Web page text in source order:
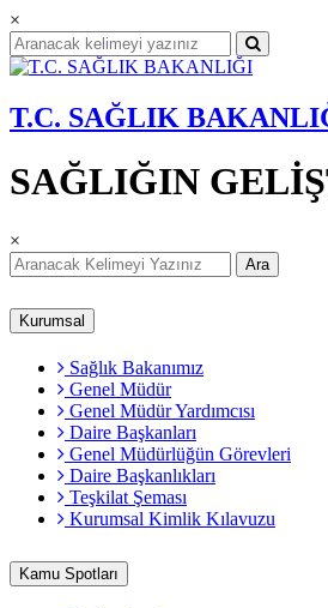
×
T.C. SAĞLIK
SAĞLIĞIN
×
Ara
Kurumsal
Sağlık Bakanımız
Genel Müdür
Genel Müdür Yardımcısı
Daire Başkanları
Genel Müdürlüğün Görevleri
Daire Başkanlıkları
Teşkilat Şeması
Kurumsal Kimlik Kılavuzu
Kamu Spotları